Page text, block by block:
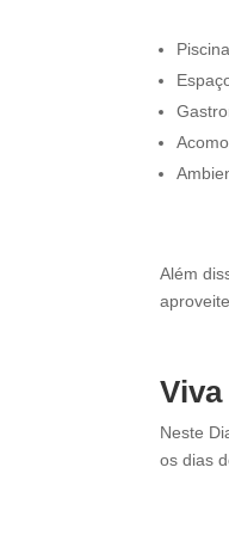
Além
Neste
os dias